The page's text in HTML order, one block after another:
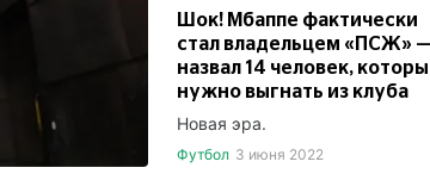
Шок! Мбаппе фактически
стал владельцем «ПСЖ» —
назвал 14 человек,
нужно выгнать из клуба
Новая эра.
Футбол 3 июня 2022